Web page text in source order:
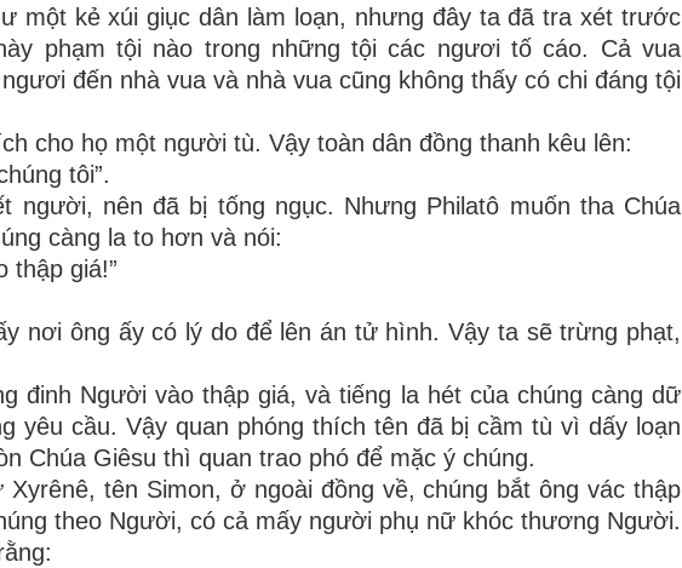
một kẻ xúi giục dân làm loạn, nhưng đây ta đã tra xét trước
phạm tội nào trong những tội các ngươi tố cáo. Cả vua
đến nhà vua và nhà vua cũng không thấy có chi đáng tội
cho họ một người tù. Vậy toàn dân đồng thanh kêu lên:
tôi”.
người, nên đã bị tống ngục. Nhưng Philatô muốn tha Chúa
càng la to hơn và nói:
thập giá!”
nơi ông ấy có lý do để lên án tử hình. Vậy ta sẽ trừng phạt,
đinh Người vào thập giá, và tiếng la hét của chúng càng dữ
yêu cầu. Vậy quan phóng thích tên đã bị cầm tù vì dấy loạn
Chúa Giêsu thì quan trao phó để mặc ý chúng.
tên Simon, ở ngoài đồng về, chúng bắt ông vác thập
theo Người, có cả mấy người phụ nữ khóc thương Người.